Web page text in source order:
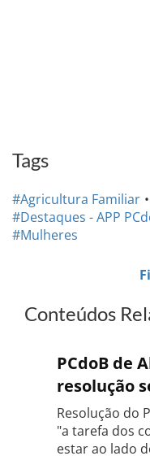
Tags
#Agricultura Familiar
#Destaques - APP
#Mulheres
Conteúdos
PCdoB de
resolução
Resolução do
"a tarefa dos
estar ao lado